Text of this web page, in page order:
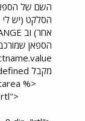
השם של
הסלקט (יש
הספאן
מקבל undefined.. הקוד: